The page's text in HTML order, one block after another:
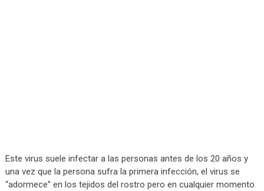
Este virus suele infectar a las personas antes de los 20 años y
una vez que la persona sufra la primera infección, el virus se
“adormece” en los tejidos del rostro pero en cualquier momento